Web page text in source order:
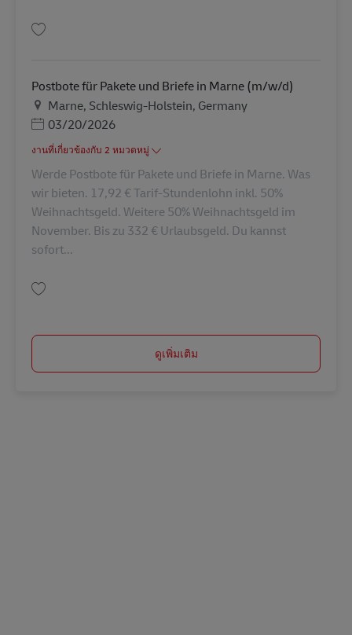
Postbote für Pakete und Briefe in Marne (m/w/d)
สถานที่
Marne, Schleswig-Holstein, Germany
Posted Date
03/20/2026
งานที่เกี่ยวข้องกับ 2 หมวดหมู่
Werde Postbote für Pakete und Briefe in Marne. Was
wir bieten. 17,92 € Tarif-Stundenlohn inkl. 50%
Weihnachtsgeld. Weitere 50% Weihnachtsgeld im
November. Bis zu 332 € Urlaubsgeld. Du kannst
sofort...
ดูเพิ่มเติม